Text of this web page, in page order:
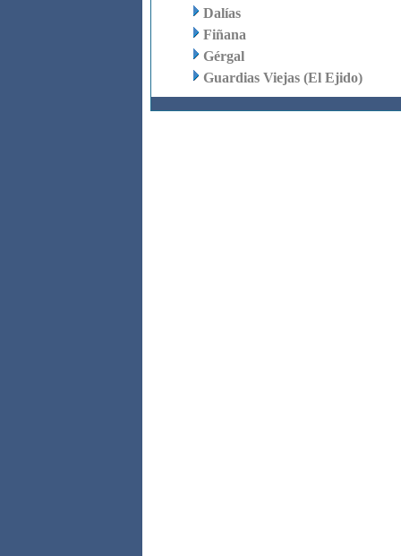
Dalías
Fiñana
Gérgal
Guardias Viejas (El Ejido)